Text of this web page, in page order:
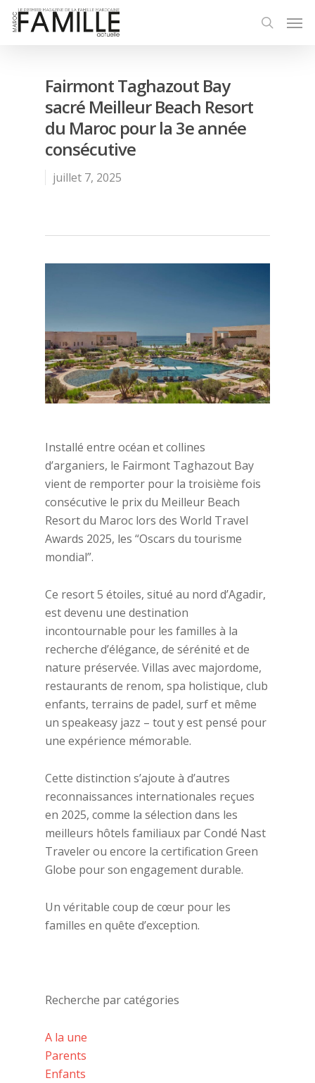
Fairmont Taghazout Bay
sacré Meilleur Beach Resort
du Maroc pour la 3e année
consécutive
juillet 7, 2025
Installé entre océan et collines
d’arganiers, le Fairmont Taghazout Bay
vient de remporter pour la troisième fois
consécutive le prix du Meilleur Beach
Resort du Maroc lors des World Travel
Awards 2025, les “Oscars du tourisme
mondial”.
Ce resort 5 étoiles, situé au nord d’Agadir,
est devenu une destination
incontournable pour les familles à la
recherche d’élégance, de sérénité et de
nature préservée. Villas avec majordome,
restaurants de renom, spa holistique, club
enfants, terrains de padel, surf et même
un speakeasy jazz – tout y est pensé pour
une expérience mémorable.
Cette distinction s’ajoute à d’autres
reconnaissances internationales reçues
en 2025, comme la sélection dans les
meilleurs hôtels familiaux par Condé Nast
Traveler ou encore la certification Green
Globe pour son engagement durable.
Un véritable coup de cœur pour les
familles en quête d’exception.
Recherche par catégories
A la une
Parents
Enfants